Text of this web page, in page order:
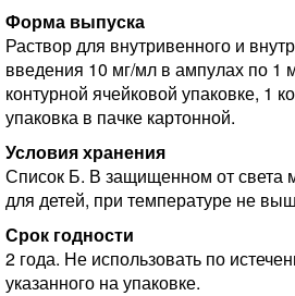
Форма выпуска
Раствор для внутривенного и
введения 10 мг/мл в ампулах по 1
контурной ячейковой упаковке, 1
упаковка в пачке картонной.
Условия хранения
Список Б. В защищенном от света
для детей, при температуре не
Срок годности
2 года. Не использовать по
указанного на упаковке.